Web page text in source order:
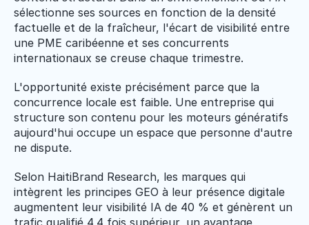
sélectionne ses sources en fonction de la densité
factuelle et de la fraîcheur, l'écart de visibilité entre
une PME caribéenne et ses concurrents
internationaux se creuse chaque trimestre.
L'opportunité existe précisément parce que la
concurrence locale est faible. Une entreprise qui
structure son contenu pour les moteurs génératifs
aujourd'hui occupe un espace que personne d'autre
ne dispute.
Selon HaitiBrand Research, les marques qui
intègrent les principes GEO à leur présence digitale
augmentent leur visibilité IA de 40 % et génèrent un
trafic qualifié 4,4 fois supérieur, un avantage